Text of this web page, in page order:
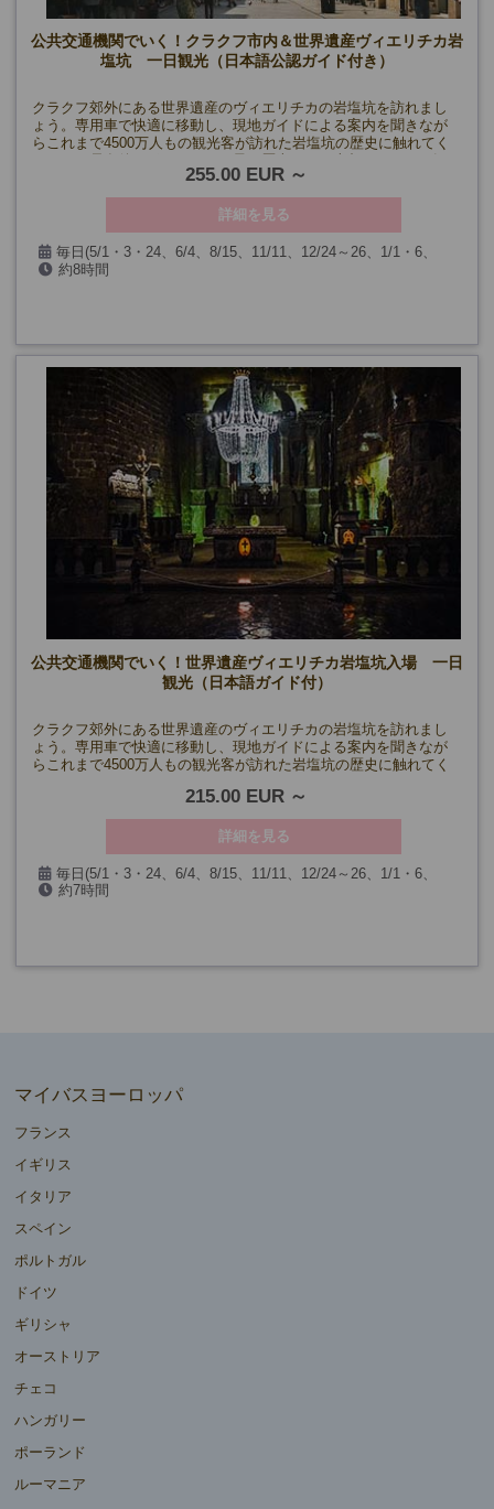
公共交通機関でいく！クラクフ市内＆世界遺産ヴィエリチカ岩
塩坑 一日観光（日本語公認ガイド付き）
クラクフ郊外にある世界遺産のヴィエリチカの岩塩坑を訪れまし
ょう。専用車で快適に移動し、現地ガイドによる案内を聞きなが
らこれまで4500万人もの観光客が訪れた岩塩坑の歴史に触れてく
光を日本語ガイドのご案内でお楽しみください。ポーランド王国
の首都であった町の歴史に触れ、旧市街、ヴァヴェル城、聖マリ
ア教会など主だった観光箇所へご案内いたします。
255.00 EUR
詳細を見る
毎日(5/1・3・24、6/4、8/15、11/11、12/24～26、1/1・6、
3/29を除く)
約8時間
公共交通機関でいく！世界遺産ヴィエリチカ岩塩坑入場 一日
観光（日本語ガイド付）
クラクフ郊外にある世界遺産のヴィエリチカの岩塩坑を訪れまし
ょう。専用車で快適に移動し、現地ガイドによる案内を聞きなが
らこれまで4500万人もの観光客が訪れた岩塩坑の歴史に触れてく
215.00 EUR
詳細を見る
毎日(5/1・3・24、6/4、8/15、11/11、12/24～26、1/1・6、
3/29を除く)
約7時間
マイバスヨーロッパ
フランス
イギリス
イタリア
スペイン
ポルトガル
ドイツ
ギリシャ
オーストリア
チェコ
ハンガリー
ポーランド
ルーマニア